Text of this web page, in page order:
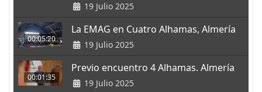
19 Julio 2025
00:05:20
La EMAG en Cuatro Alhamas, Almería
19 Julio 2025
00:01:35
Previo encuentro 4 Alhamas. Almería
19 Julio 2025